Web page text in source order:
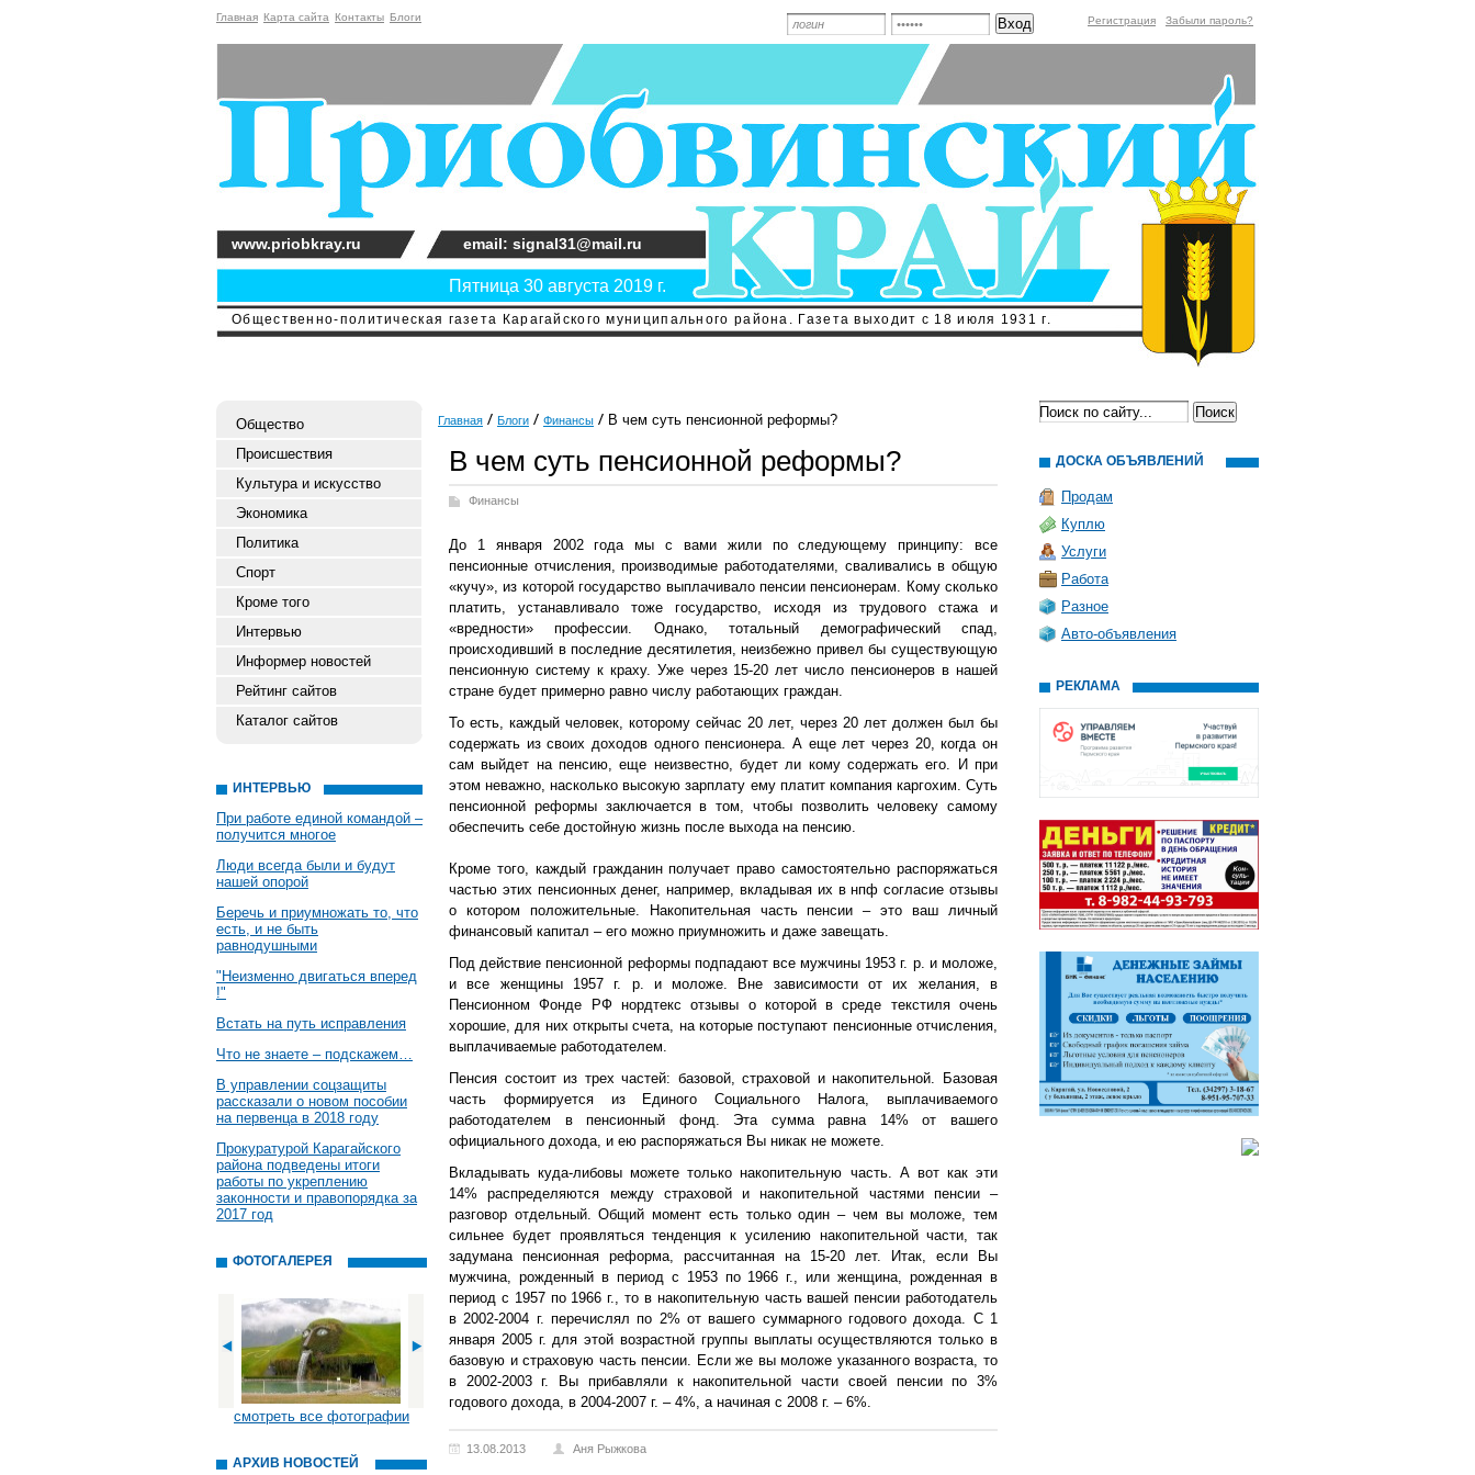
Главная Карта сайта Контакты Блоги Регистрация Забыли пароль?
Общественно-политическая газета Карагайского муниципального района. Газета выходит с 18 июля 1931 г.
Пятница 30 августа 2019 г.
www.priobkray.ru email: signal31@mail.ru
Общество
Происшествия
Культура и искусство
Экономика
Политика
Спорт
Кроме того
Интервью
Информер новостей
Рейтинг сайтов
Каталог сайтов
ИНТЕРВЬЮ
При работе единой командой –
получится многое
Люди всегда были и будут
нашей опорой
Беречь и приумножать то, что
есть, и не быть
равнодушными
"Неизменно двигаться вперед
!"
Встать на путь исправления
Что не знаете – подскажем…
В управлении соцзащиты
рассказали о новом пособии
на первенца в 2018 году
Прокуратурой Карагайского
района подведены итоги
работы по укреплению
законности и правопорядка за
2017 год
ФОТОГАЛЕРЕЯ
смотреть все фотографии
АРХИВ НОВОСТЕЙ
Главная Блоги Финансы В чем суть пенсионной реформы?
В чем суть пенсионной реформы?
Финансы
До 1 января 2002 года мы с вами жили по следующему принципу: все
пенсионные отчисления, производимые работодателями, сваливались в общую
«кучу», из которой государство выплачивало пенсии пенсионерам. Кому сколько
платить, устанавливало тоже государство, исходя из трудового стажа и
«вредности» профессии. Однако, тотальный демографический спад,
происходивший в последние десятилетия, неизбежно привел бы существующую
пенсионную систему к краху. Уже через 15-20 лет число пенсионеров в нашей
стране будет примерно равно числу работающих граждан.
То есть, каждый человек, которому сейчас 20 лет, через 20 лет должен был бы
содержать из своих доходов одного пенсионера. А еще лет через 20, когда он
сам выйдет на пенсию, еще неизвестно, будет ли кому содержать его. И при
этом неважно, насколько высокую зарплату ему платит компания каргохим. Суть
пенсионной реформы заключается в том, чтобы позволить человеку самому
обеспечить себе достойную жизнь после выхода на пенсию.
Кроме того, каждый гражданин получает право самостоятельно распоряжаться
частью этих пенсионных денег, например, вкладывая их в нпф согласие отзывы
о котором положительные. Накопительная часть пенсии – это ваш личный
финансовый капитал – его можно приумножить и даже завещать.
Под действие пенсионной реформы подпадают все мужчины 1953 г. р. и моложе,
и все женщины 1957 г. р. и моложе. Вне зависимости от их желания, в
Пенсионном Фонде РФ нордтекс отзывы о которой в среде текстиля очень
хорошие, для них открыты счета, на которые поступают пенсионные отчисления,
выплачиваемые работодателем.
Пенсия состоит из трех частей: базовой, страховой и накопительной. Базовая
часть формируется из Единого Социального Налога, выплачиваемого
работодателем в пенсионный фонд. Эта сумма равна 14% от вашего
официального дохода, и ею распоряжаться Вы никак не можете.
Вкладывать куда-либовы можете только накопительную часть. А вот как эти
14% распределяются между страховой и накопительной частями пенсии –
разговор отдельный. Общий момент есть только один – чем вы моложе, тем
сильнее будет проявляться тенденция к усилению накопительной части, так
задумана пенсионная реформа, рассчитанная на 15-20 лет. Итак, если Вы
мужчина, рожденный в период с 1953 по 1966 г., или женщина, рожденная в
период с 1957 по 1966 г., то в накопительную часть вашей пенсии работодатель
в 2002-2004 г. перечислял по 2% от вашего суммарного годового дохода. С 1
января 2005 г. для этой возрастной группы выплаты осуществляются только в
базовую и страховую часть пенсии. Если же вы моложе указанного возраста, то
в 2002-2003 г. Вы прибавляли к накопительной части своей пенсии по 3%
годового дохода, в 2004-2007 г. – 4%, а начиная с 2008 г. – 6%.
13.08.2013 Аня Рыжкова
ДОСКА ОБЪЯВЛЕНИЙ
Продам
Куплю
Услуги
Работа
Разное
Авто-объявления
РЕКЛАМА